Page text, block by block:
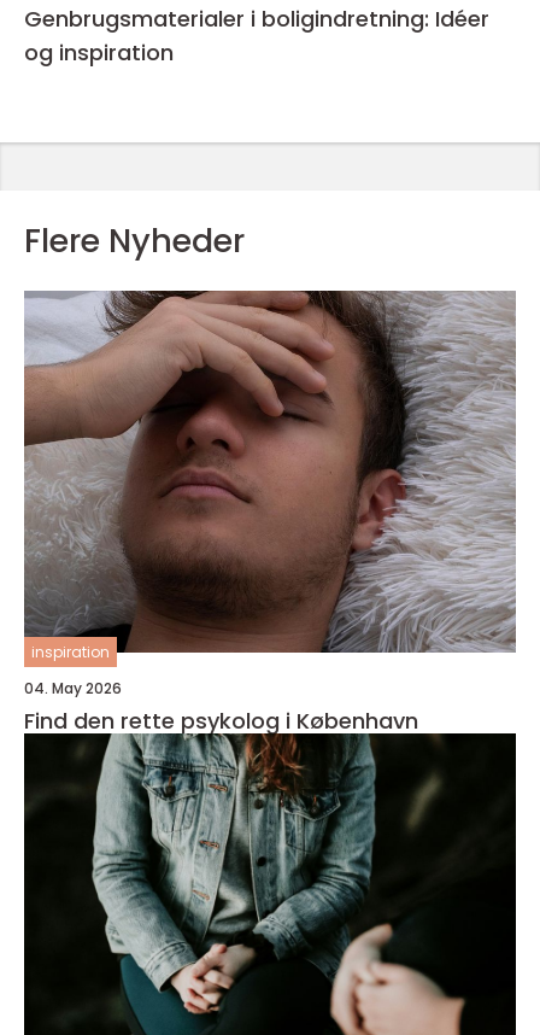
Genbrugsmaterialer i boligindretning: Idéer
og inspiration
Flere Nyheder
inspiration
04. May 2026
Find den rette psykolog i København